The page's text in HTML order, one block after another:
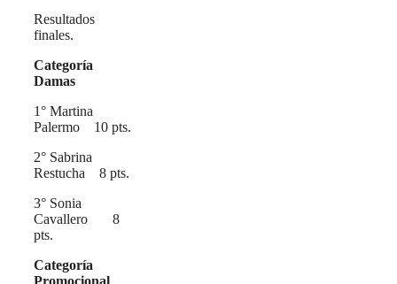
Resultados
finales.
Categoría
Damas
1° Martina
Palermo 10 pts.
2° Sabrina
Restucha 8 pts.
3° Sonia
Cavallero 8
pts.
Categoría
Promocional